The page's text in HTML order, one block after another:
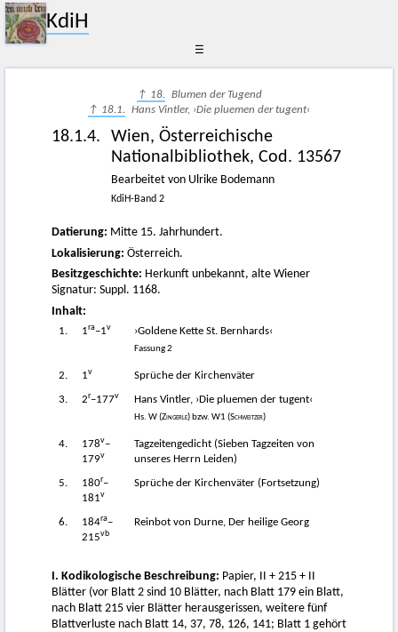
KdiH
☰
↑ 18. Blumen der Tugend
↑ 18.1. Hans Vintler, ›Die pluemen der tugent‹
18.1.4.
Wien, Österreichische
Nationalbibliothek, Cod. 13567
Bearbeitet von Ulrike Bodemann
KdiH-Band 2
Datierung: Mitte 15. Jahrhundert.
Lokalisierung: Österreich.
Besitzgeschichte: Herkunft unbekannt, alte Wiener
Signatur: Suppl. 1168.
Inhalt:
1. 1ra–1v ›Goldene Kette St. Bernhards‹
Fassung 2
2. 1v Sprüche der Kirchenväter
3. 2r–177v Hans Vintler, ›Die pluemen der tugent‹
Hs. W (Zingerle) bzw. W1 (Schweitzer)
4. 178v–
179v
Tagzeitengedicht (Sieben Tagzeiten von
unseres Herrn Leiden)
5. 180r–
181v
Sprüche der Kirchenväter (Fortsetzung)
6. 184ra–
215vb
Reinbot von Durne, Der heilige Georg
I. Kodikologische Beschreibung: Papier, II + 215 + II
Blätter (vor Blatt 2 sind 10 Blätter, nach Blatt 179 ein Blatt,
nach Blatt 215 vier Blätter herausgerissen, weitere fünf
Blattverluste nach Blatt 14, 37, 78, 126, 141; Blatt 1 gehört